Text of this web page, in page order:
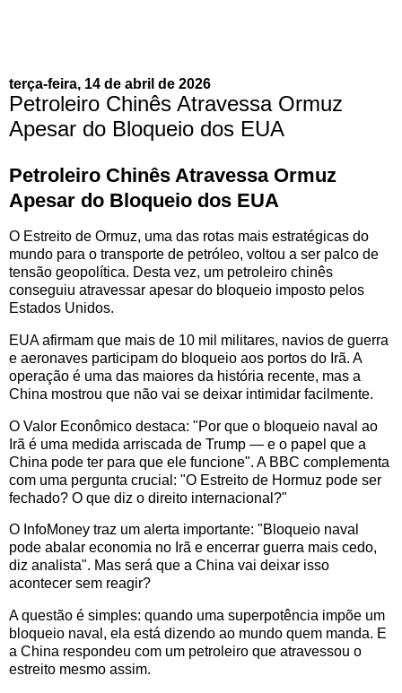
terça-feira, 14 de abril de 2026
Petroleiro Chinês Atravessa Ormuz
Apesar do Bloqueio dos EUA
Petroleiro Chinês Atravessa Ormuz
Apesar do Bloqueio dos EUA
O Estreito de Ormuz, uma das rotas mais estratégicas do
mundo para o transporte de petróleo, voltou a ser palco de
tensão geopolítica. Desta vez, um petroleiro chinês
conseguiu atravessar apesar do bloqueio imposto pelos
Estados Unidos.
EUA afirmam que mais de 10 mil militares, navios de guerra
e aeronaves participam do bloqueio aos portos do Irã. A
operação é uma das maiores da história recente, mas a
China mostrou que não vai se deixar intimidar facilmente.
O Valor Econômico destaca: "Por que o bloqueio naval ao
Irã é uma medida arriscada de Trump — e o papel que a
China pode ter para que ele funcione". A BBC complementa
com uma pergunta crucial: "O Estreito de Hormuz pode ser
fechado? O que diz o direito internacional?"
O InfoMoney traz um alerta importante: "Bloqueio naval
pode abalar economia no Irã e encerrar guerra mais cedo,
diz analista". Mas será que a China vai deixar isso
acontecer sem reagir?
A questão é simples: quando uma superpotência impõe um
bloqueio naval, ela está dizendo ao mundo quem manda. E
a China respondeu com um petroleiro que atravessou o
estreito mesmo assim.